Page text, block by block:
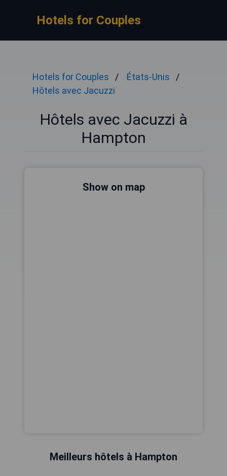
Hotels for Couples
Hotels for Couples
États-Unis
Hôtels avec Jacuzzi
Hôtels avec Jacuzzi à
Hampton
Show on map
Meilleurs hôtels à Hampton